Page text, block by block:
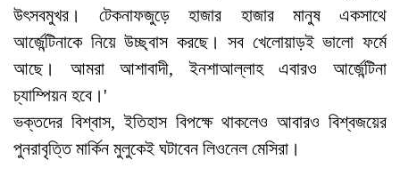
উৎসবমুখর। টেকনাফজুড়ে হাজার হাজার মানুষ একসাথে
আর্জেন্টিনাকে নিয়ে উচ্ছ্বাস করছে। সব খেলোয়াড়ই ভালো ফর্মে
আছে। আমরা আশাবাদী, ইনশাআল্লাহ এবারও আর্জেন্টিনা
চ্যাম্পিয়ন হবে।'
ভক্তদের বিশ্বাস, ইতিহাস বিপক্ষে থাকলেও আবারও বিশ্বজয়ের
পুনরাবৃত্তি মার্কিন মুলুকেই ঘটাবেন লিওনেল মেসিরা।